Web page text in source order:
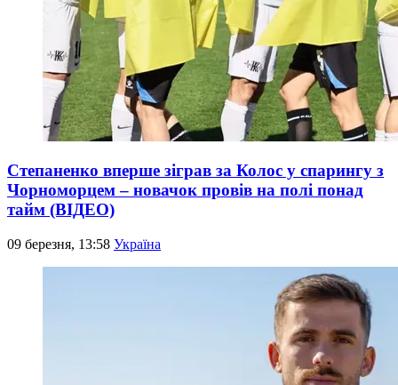
Степаненко вперше зіграв за Колос у спарингу з
Чорноморцем – новачок провів на полі понад
тайм (ВІДЕО)
09 березня, 13:58 Україна